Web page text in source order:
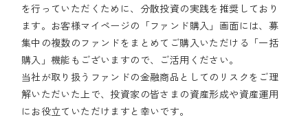
を行っていただくために、分散投資の実践を推奨しており
ます。お客様マイページの「ファンド購入」画面には、募
集中の複数のファンドをまとめてご購入いただける「一括
購入」機能もございますので、ご活用ください。
当社が取り扱うファンドの金融商品としてのリスクをご理
解いただいた上で、投資家の皆さまの資産形成や資産運用
にお役立ていただけますと幸いです。